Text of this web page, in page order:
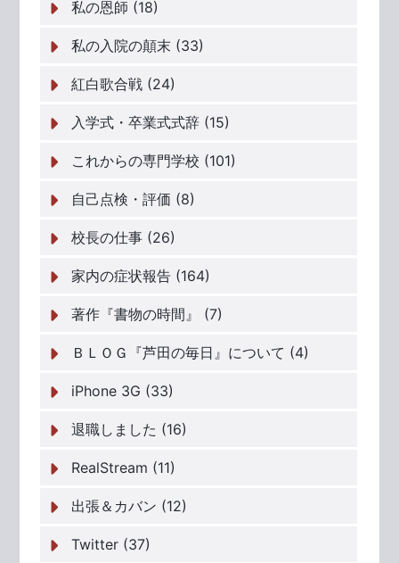
私の恩師 (18)
私の入院の顛末 (33)
紅白歌合戦 (24)
入学式・卒業式式辞 (15)
これからの専門学校 (101)
自己点検・評価 (8)
校長の仕事 (26)
家内の症状報告 (164)
著作『書物の時間』 (7)
ＢＬＯＧ『芦田の毎日』について (4)
iPhone 3G (33)
退職しました (16)
RealStream (11)
出張＆カバン (12)
Twitter (37)